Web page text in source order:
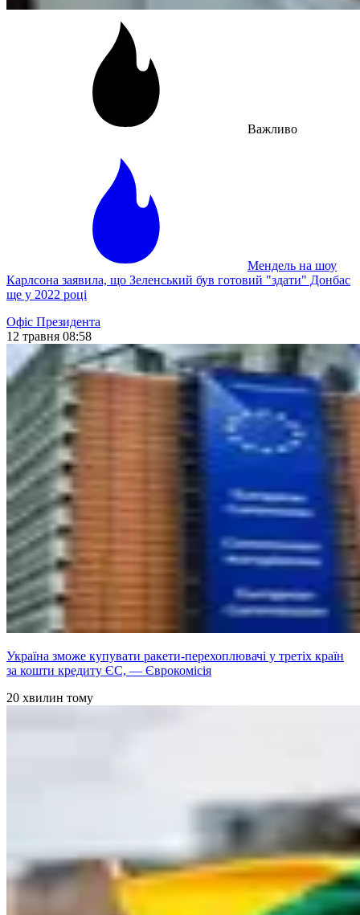
Важливо
Мендель на шоу
Карлсона заявила, що Зеленський був готовий "здати" Донбас
ще у 2022 році
Офіс Президента
12 травня 08:58
Україна зможе купувати ракети-перехоплювачі у третіх країн
за кошти кредиту ЄС, — Єврокомісія
20 хвилин тому